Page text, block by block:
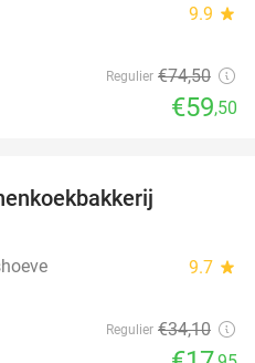
9.9 star
Regulier €74,50
€59,50
9.7 star
Regulier €34,10